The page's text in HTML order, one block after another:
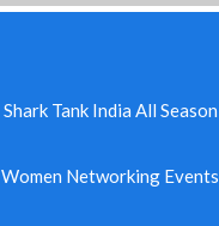
Shark Tank India All Season
Women Networking Events